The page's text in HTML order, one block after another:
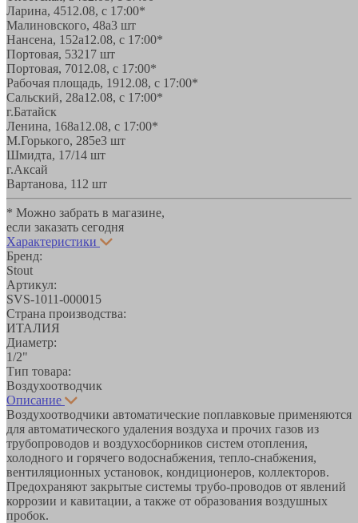
Ларина, 4512.08, с 17:00*
Малиновского, 48а3 шт
Нансена, 152а12.08, с 17:00*
Портовая, 53217 шт
Портовая, 7012.08, с 17:00*
Рабочая площадь, 1912.08, с 17:00*
Сальский, 28a12.08, с 17:00*
г.Батайск
Ленина, 168а12.08, с 17:00*
М.Горького, 285е3 шт
Шмидта, 17/14 шт
г.Аксай
Вартанова, 11 2 шт
* Можно забрать в магазине,
если заказать сегодня
Характеристики
Бренд:
Stout
Артикул:
SVS-1011-000015
Страна производства:
ИТАЛИЯ
Диаметр:
1/2"
Тип товара:
Воздухоотводчик
Описание
Воздухоотводчики автоматические поплавковые применяются
для автоматического удаления воздуха и прочих газов из
трубопроводов и воздухосборников систем отопления,
холодного и горячего водоснабжения, тепло-снабжения,
вентиляционных установок, кондиционеров, коллекторов.
Предохраняют закрытые системы трубо-проводов от явлений
коррозии и кавитации, а также от образования воздушных
пробок.